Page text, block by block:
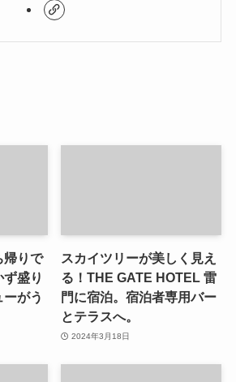
帰りで
盛り
がう
スカイツリーが美しく見え
る！THE GATE HOTEL 雷
門に宿泊。宿泊者専用バー
とテラスへ。
2024年3月18日